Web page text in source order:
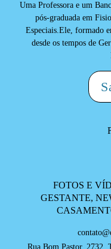
Uma Professora e um
pós-graduada em
Especiais.Ele, formado
desde os tempos de
FOTOS E
GESTANTE,
Rua Bom Pastor, 2732,